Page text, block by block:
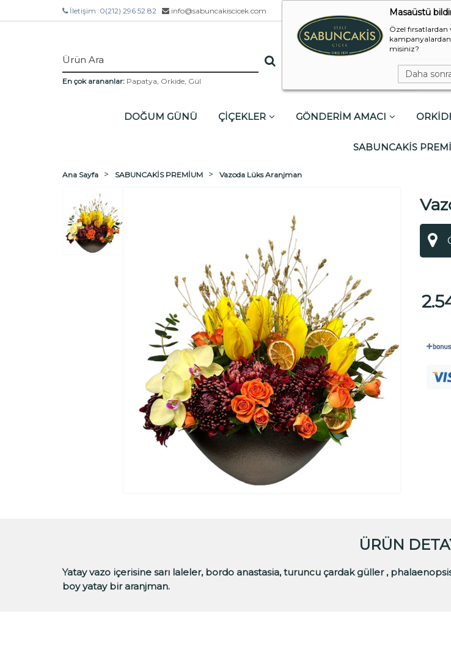
Masaüstü
Özel fırsatlardan
misiniz?
Daha
İletişim :0(212) 296 52 82 info@sabuncakiscicek.com
En çok arananlar: Papatya, Orkide, Gül
DOĞUM GÜNÜ ÇİÇEKLER GÖNDERİM AMACI
SABUNCAKİS
Ana Sayfa SABUNCAKİS PREMİUM Vazoda Lüks Aranjman
ÜRÜN
Yatay vazo içerisine sarı laleler, bordo anastasia, turuncu çardak güller ,
boy yatay bir aranjman.